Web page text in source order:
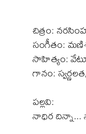
చిత్రం:
సంగీతం:
సాహిత్యం:
గానం:
పల్లవి:
నాధిర దిన్నా...